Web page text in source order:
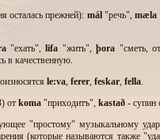
осталась прежней): mál"речь",mæla
"ехать",lifa "жить",þora "сметь,
в качественную.
le:va, ferer, feskar, fella.
от koma "приходитъ", kastað - супин
"простому" музыкальному
(которые называются также